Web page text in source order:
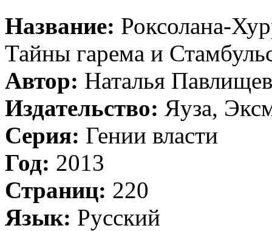
Название: Роксолана-
Тайны гарема и
Автор: Наталья
Издательство: Яуза,
Серия: Гении власти
Год: 2013
Страниц: 220
Язык: Русский